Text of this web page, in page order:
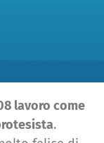
lavoro come
.